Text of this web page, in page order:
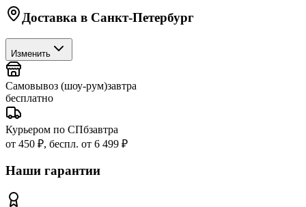
Доставка в Санкт-Петербург
Изменить
Самовывоз (шоу-рум)завтра
бесплатно
Курьером по СПбзавтра
от 450 ₽, беспл. от 6 499 ₽
Наши гарантии